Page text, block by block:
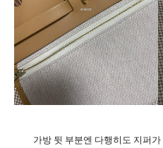
가방 뒷 부분엔 다행히도 지퍼